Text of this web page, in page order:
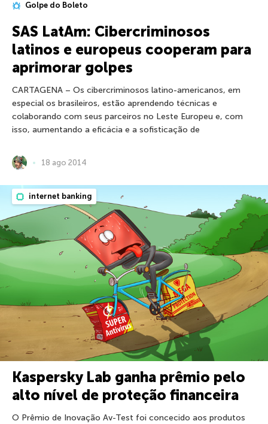
Golpe do Boleto
SAS LatAm: Cibercriminosos
latinos e europeus cooperam para
aprimorar golpes
CARTAGENA – Os cibercriminosos latino-americanos, em
especial os brasileiros, estão aprendendo técnicas e
colaborando com seus parceiros no Leste Europeu e, com
isso, aumentando a eficácia e a sofisticação de
18 ago 2014
internet banking
Kaspersky Lab ganha prêmio pelo
alto nível de proteção financeira
O Prêmio de Inovação Av-Test foi concecido aos produtos